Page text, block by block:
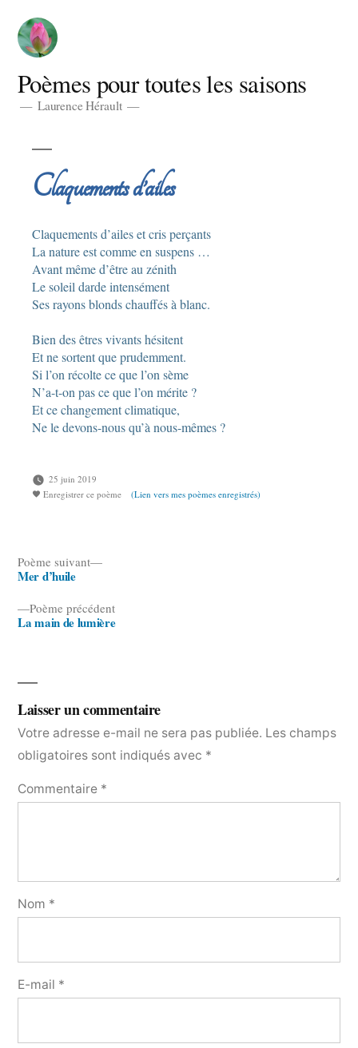
Aller
contenu
Poèmes pour toutes les saisons
Laurence Hérault
Claquements d’ailes
Claquements d’ailes et cris perçants
La nature est comme en suspens …
Avant même d’être au zénith
Le soleil darde intensément
Ses rayons blonds chauffés à blanc.
Bien des êtres vivants hésitent
Et ne sortent que prudemment.
Si l’on récolte ce que l’on sème
N’a-t-on pas ce que l’on mérite ?
Et ce changement climatique,
Ne le devons-nous qu’à nous-mêmes ?
25 juin 2019
Enregistrer ce poème
(Lien vers mes poèmes enregistrés)
Navigation
dePoème précédentPoème
précédent :
La main de lumière
Poème suivant
Poème
Mer d’huile
Laisser un commentaire
Votre adresse e-mail ne sera pas publiée. Les champs
obligatoires sont indiqués avec *
Commentaire *
Nom *
E-mail *